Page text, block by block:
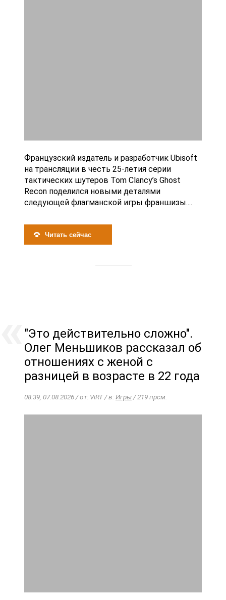
Французский издатель и разработчик Ubisoft
на трансляции в честь 25-летия серии
тактических шутеров Tom Clancy’s Ghost
Recon поделился новыми деталями
следующей флагманской игры франшизы....
Читать сейчас
"Это действительно сложно".
Олег Меньшиков рассказал об
отношениях с женой с
разницей в возрасте в 22 года
08:39, 07.08.2026 / от: ViRT / в:Игры/ 219 прсм.